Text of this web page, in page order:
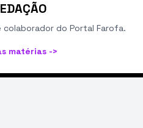
colaborador do Portal Farofa.
matérias ->